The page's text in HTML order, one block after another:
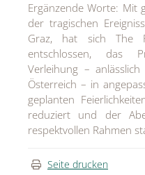
Ergänzende Worte: Mit
der tragischen
Graz, hat sich The
entschlossen, das
Verleihung –
Österreich – in
geplanten
reduziert und der
respektvollen Rahmen
Seite drucken